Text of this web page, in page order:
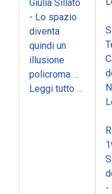
Giulia Sillato
- Lo spazio
diventa
quindi un
illusione
policroma …
Leggi tutto …
-